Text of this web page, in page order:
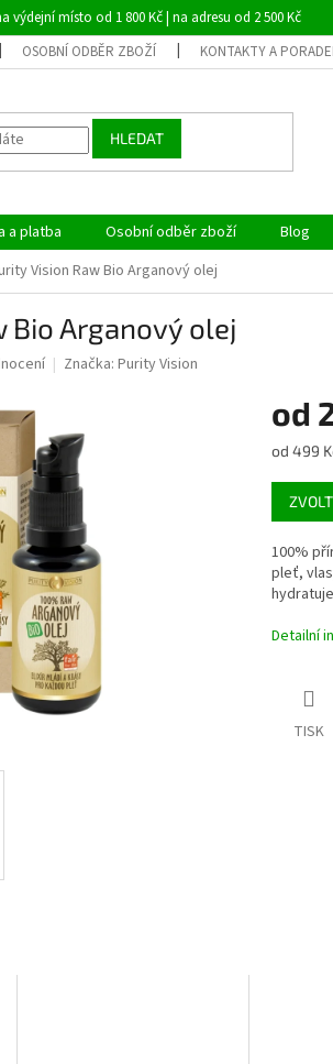
výdejní místo od 1 800 Kč | na adresu od 2 500 Kč
OSOBNÍ ODBĚR ZBOŽÍ KONTAKTY A
HLEDAT
a platba Osobní odběr zboží Blog
Vision Raw Bio Arganový olej
Bio Arganový olej
Značka: Purity Vision
od
Měrná
od 499
100%
pleť,
Detailní
TISK